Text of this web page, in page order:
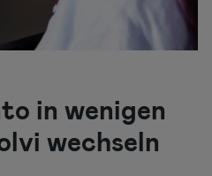
in wenigen
wechseln